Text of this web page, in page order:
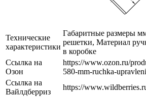
Технические
характеристики
Габаритные размеры
решетки, Материал
в коробке
Ссылка на
Озон
https://www.ozon.ru/
580-mm-ruchka-
Ссылка на
Вайлдберриз
https://